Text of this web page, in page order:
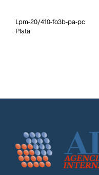
Lpm-20/410-fo3b-pa-pc
Plata